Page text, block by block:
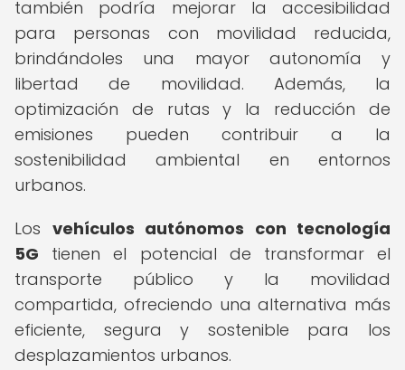
también podría mejorar la accesibilidad
para personas con movilidad reducida,
brindándoles una mayor autonomía y
libertad de movilidad. Además, la
optimización de rutas y la reducción de
emisiones pueden contribuir a la
sostenibilidad ambiental en entornos
urbanos.
Los vehículos autónomos con tecnología
5G tienen el potencial de transformar el
transporte público y la movilidad
compartida, ofreciendo una alternativa más
eficiente, segura y sostenible para los
desplazamientos urbanos.